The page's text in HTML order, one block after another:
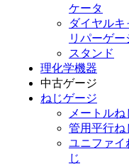
ケータ
ダイヤルキ
リパーゲー
スタンド
理化学機器
中古ゲージ
ねじゲージ
メートルね
管用平行ね
ユニファイ
じ